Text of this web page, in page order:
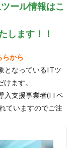
ール情報はこ
します！！
らから
となっているITツ
ます。
入支援事業者(ITベ
ていますのでご注